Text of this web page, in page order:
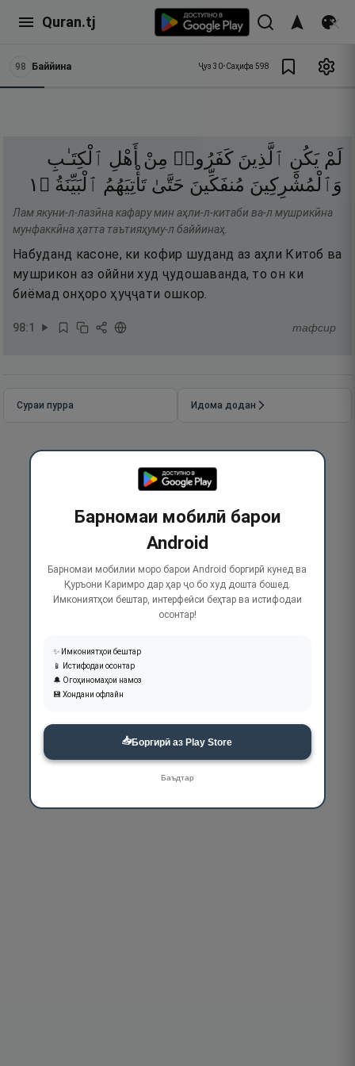
Quran.tj
98 Баййина Ҷуз 30•Саҳифа 598
لَمْ يَكُنِ ٱلَّذِينَ كَفَرُوا۟ مِنْ أَهْلِ ٱلْكِتَـٰبِ
وَٱلْمُشْرِكِينَ مُنفَكِّينَ حَتَّىٰ تَأْتِيَهُمُ ٱلْبَيِّنَةُ ۝ ١
Лам якуни-л-лазӣна кафару мин аҳли-л-китаби ва-л мушрикӣна
мунфаккӣна ҳатта таътияҳуму-л баййинаҳ.
Набуданд касоне, ки кофир шуданд аз аҳли Китоб ва
мушрикон аз оййни худ ҷудошаванда, то он ки
биёмад онҳоро ҳуҷҷати ошкор.
98:1 тафсир
Сураи пурра Идома додан
Барномаи мобилӣ барои
Android
Барномаи мобилии моро барои Android боргирӣ кунед ва
Қуръони Каримро дар ҳар ҷо бо худ дошта бошед.
Имкониятҳои бештар, интерфейси беҳтар ва истифодаи
осонтар!
✨ Имкониятҳои бештар
📱 Истифодаи осонтар
🔔 Огоҳиномаҳои намоз
💾 Хондани офлайн
📥Боргирӣ аз Play Store
Баъдтар